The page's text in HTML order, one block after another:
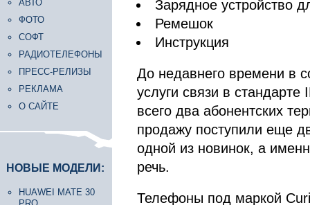
АВТО
ФОТО
СОФТ
РАДИОТЕЛЕФОНЫ
ПРЕСС-РЕЛИЗЫ
РЕКЛАМА
О САЙТЕ
НОВЫЕ МОДЕЛИ:
HUAWEI MATE 30
Зарядное устройство
Ремешок
Инструкция
До недавнего времени в
услуги связи в
всего два абонентских
продажу поступили еще
одной из новинок, а
речь.
Телефоны под маркой